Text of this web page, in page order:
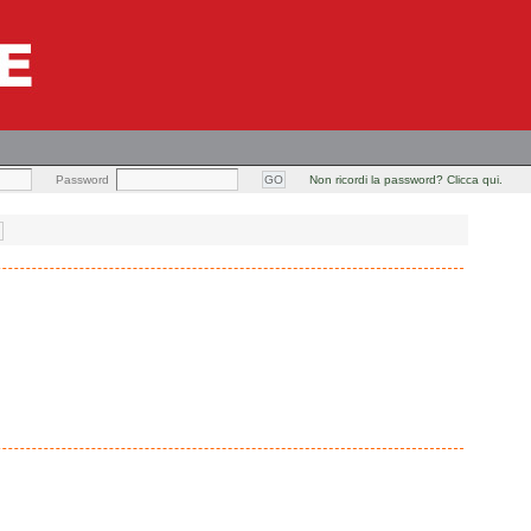
Password Non ricordi la password? Clicca qui.